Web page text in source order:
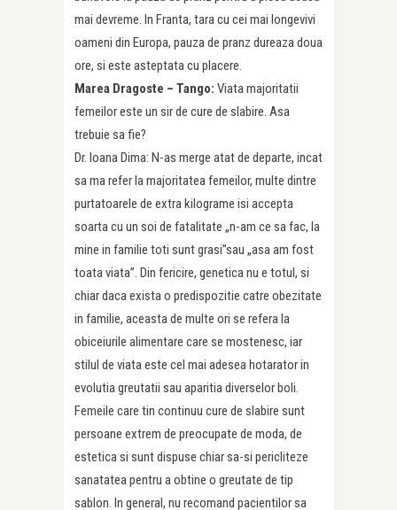
mai devreme. In Franta, tara cu cei mai longevivi
oameni din Europa, pauza de pranz dureaza doua
ore, si este asteptata cu placere.
Marea Dragoste – Tango: Viata majoritatii
femeilor este un sir de cure de slabire. Asa
trebuie sa fie?
Dr. Ioana Dima: N-as merge atat de departe, incat
sa ma refer la majoritatea femeilor, multe dintre
purtatoarele de extra kilograme isi accepta
soarta cu un soi de fatalitate „n-am ce sa fac, la
mine in familie toti sunt grasi”sau „asa am fost
toata viata”. Din fericire, genetica nu e totul, si
chiar daca exista o predispozitie catre obezitate
in familie, aceasta de multe ori se refera la
obiceiurile alimentare care se mostenesc, iar
stilul de viata este cel mai adesea hotarator in
evolutia greutatii sau aparitia diverselor boli.
Femeile care tin continuu cure de slabire sunt
persoane extrem de preocupate de moda, de
estetica si sunt dispuse chiar sa-si pericliteze
sanatatea pentru a obtine o greutate de tip
sablon. In general, nu recomand pacientilor sa